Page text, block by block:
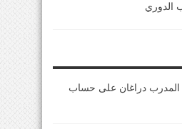
الدوري
المدرب دراغان على حساب